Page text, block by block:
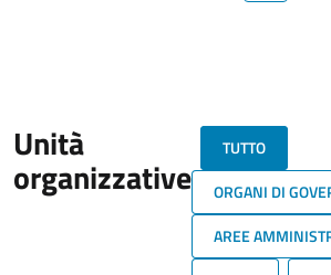
Unità
organizzative
TUTTO
ORGANI DI
AREE